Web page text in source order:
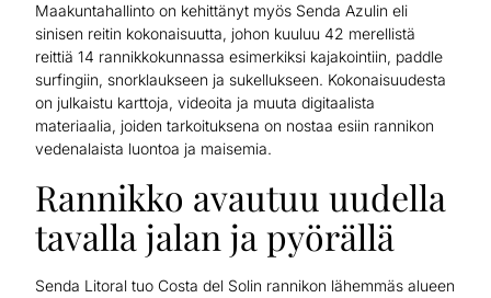
Maakuntahallinto on kehittänyt myös Senda Azulin eli
sinisen reitin kokonaisuutta, johon kuuluu 42 merellistä
reittiä 14 rannikkokunnassa esimerkiksi kajakointiin, paddle
surfingiin, snorklaukseen ja sukellukseen. Kokonaisuudesta
on julkaistu karttoja, videoita ja muuta digitaalista
materiaalia, joiden tarkoituksena on nostaa esiin rannikon
vedenalaista luontoa ja maisemia.
Rannikko avautuu uudella
tavalla jalan ja pyörällä
Senda Litoral tuo Costa del Solin rannikon lähemmäs alueen